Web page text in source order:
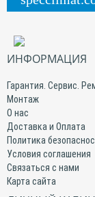
ИНФОРМАЦИЯ
Гарантия. Сервис.
Монтаж
О нас
Доставка и Оплата
Политика
Условия соглашения
Связаться с нами
Карта сайта